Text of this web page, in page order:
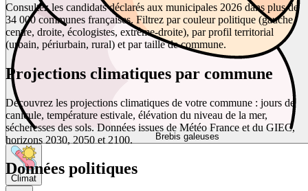
Brebis galeuses
Climat
Consultez les candidats déclarés aux municipales 2026 dans plus de
34 000 communes françaises. Filtrez par couleur politique (gauche,
centre, droite, écologistes, extrême-droite), par profil territorial
(urbain, périurbain, rural) et par taille de commune.
Projections climatiques par commune
Découvrez les projections climatiques de votre commune : jours de
canicule, température estivale, élévation du niveau de la mer,
sécheresses des sols. Données issues de Météo France et du GIEC,
horizons 2030, 2050 et 2100.
Données politiques